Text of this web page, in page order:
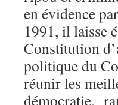
en évidence
1991, il laisse
Constitution
politique du
réunir les
démocratie,